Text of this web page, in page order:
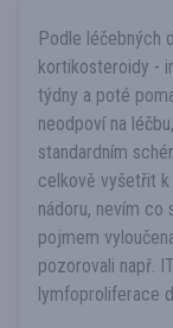
Podle léčebných
kortikosteroidy -
týdny a poté
neodpoví na
standardním
celkově vyšetřit
nádoru, nevím co
pojmem
pozorovali např.
lymfoproliferace